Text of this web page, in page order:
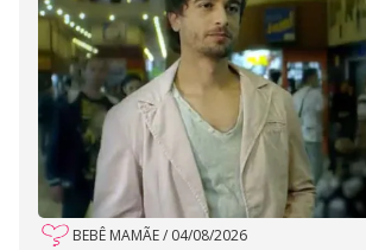
BEBÊ MAMÃE/ 04/08/2026